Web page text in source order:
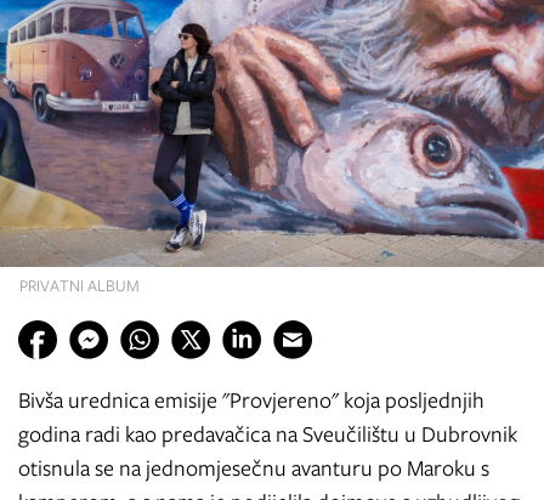
PRIVATNI ALBUM
Bivša urednica emisije "Provjereno" koja posljednjih
godina radi kao predavačica na Sveučilištu u Dubrovnik
otisnula se na jednomjesečnu avanturu po Maroku s